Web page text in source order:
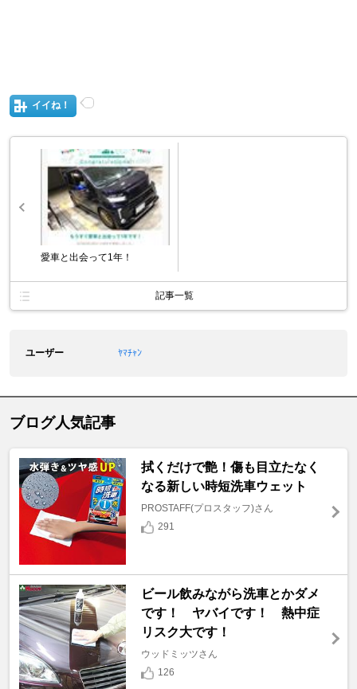
イイね！
愛車と出会って1年！
記事一覧
ユーザー ﾔﾏﾁｬﾝ
ブログ人気記事
拭くだけで艶！傷も目立たなく
なる新しい時短洗車ウェット
PROSTAFF(プロスタッフ)さん
291
ビール飲みながら洗車とかダメ
です！ ヤバイです！ 熱中症
リスク大です！
ウッドミッツさん
126